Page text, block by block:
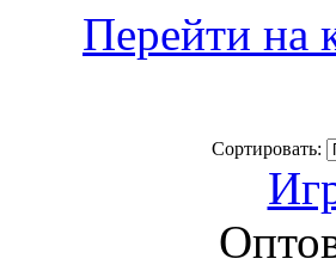
Перейти на
Сортировать: